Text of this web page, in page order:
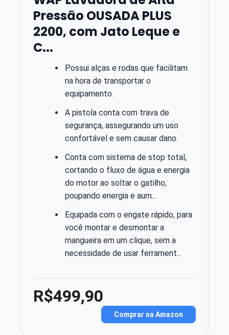
Pressão OUSADA PLUS
2200, com Jato Leque e
C...
Possui alças e rodas que facilitam
na hora de transportar o
equipamento.
A pistola conta com trava de
segurança, assegurando um uso
confortável e sem causar dano.
Conta com sistema de stop total,
cortando o fluxo de água e energia
do motor ao soltar o gatilho,
poupando energia e aum...
Equipada com o engate rápido, para
você montar e desmontar a
mangueira em um clique, sem a
necessidade de usar ferrament...
R$499,90
Comprar na Amazon